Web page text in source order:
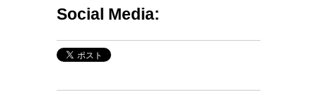
Social Media: